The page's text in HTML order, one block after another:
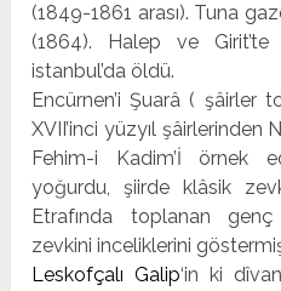
(1849-1861 arası). Tuna
(1864). Halep ve
istanbul’da öldü.
Encürnen’i Şuarâ ( şâirler
XVII’inci yüzyıl şâirlerinden
Fehim-i Kadim’İ örnek
yoğurdu, şiirde klâsik
Etrafında topla­nan
zevkini inceliklerini
Leskofçalı Galip‘in ki